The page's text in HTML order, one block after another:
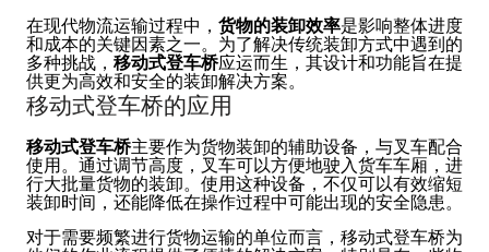
在现代物流运输过程中， 货物的装卸效率是影响整体进度
和成本的关键因素之一。为了解决传统装卸方式中遇到的
多种挑战， 移动式登车桥应运而生，其设计和功能旨在提
供更为高效和安全的装卸解决方案。
移动式登车桥的应用
移动式登车桥主要作为货物装卸的辅助设备，与叉车配合
使用。通过调节高度，叉车可以方便地驶入货车车厢，进
行大批量货物的装卸。使用这种设备，不仅可以有效缩短
装卸时间，还能降低在操作过程中可能出现的安全隐患。
对于需要频繁进行货物运输的单位而言，移动式登车桥为